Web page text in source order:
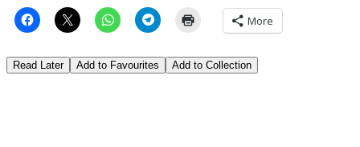
More
Read Later Add to Favourites Add to Collection